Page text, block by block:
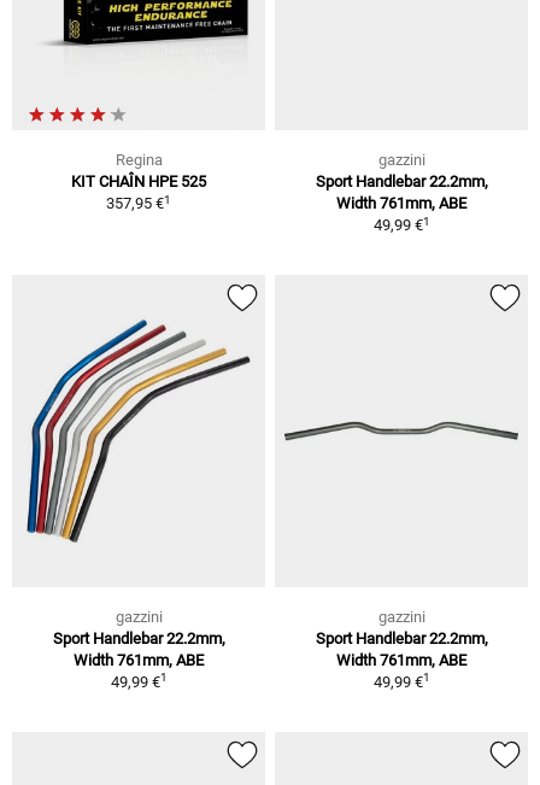
Regina
KIT CHAÎN HPE 525
357,95 €1
gazzini
Sport Handlebar 22.2mm,
Width 761mm, ABE
49,99 €1
gazzini
Sport Handlebar 22.2mm,
Width 761mm, ABE
49,99 €1
gazzini
Sport Handlebar 22.2mm,
Width 761mm, ABE
49,99 €1